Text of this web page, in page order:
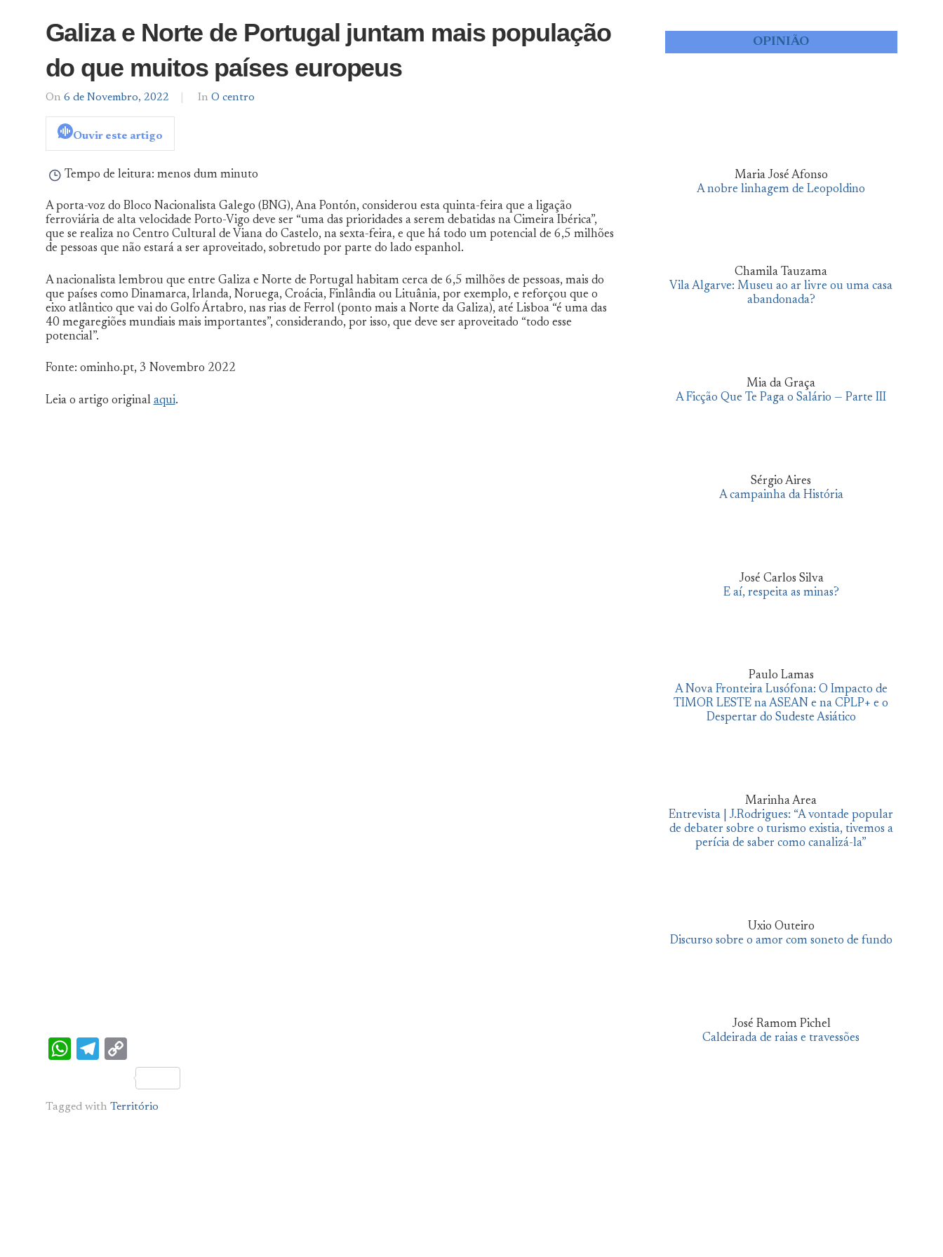
Galiza e Norte de Portugal juntam mais população
do que muitos países europeus
On 6 de Novembro, 2022
By
In O centro
Ouvir este artigo
Tempo de leitura: menos dum minuto
A porta-voz do Bloco Nacionalista Galego (BNG), Ana Pontón, considerou esta quinta-feira que a ligação
ferroviária de alta velocidade Porto-Vigo deve ser “uma das prioridades a serem debatidas na Cimeira Ibérica”,
que se realiza no Centro Cultural de Viana do Castelo, na sexta-feira, e que há todo um potencial de 6,5 milhões
de pessoas que não estará a ser aproveitado, sobretudo por parte do lado espanhol.
A nacionalista lembrou que entre Galiza e Norte de Portugal habitam cerca de 6,5 milhões de pessoas, mais do
que países como Dinamarca, Irlanda, Noruega, Croácia, Finlândia ou Lituânia, por exemplo, e reforçou que o
eixo atlântico que vai do Golfo Ártabro, nas rias de Ferrol (ponto mais a Norte da Galiza), até Lisboa “é uma das
40 megaregiões mundiais mais importantes”, considerando, por isso, que deve ser aproveitado “todo esse
potencial”.
Fonte: ominho.pt, 3 Novembro 2022
Leia o artigo original aqui.
WhatsApp
Telegram
Link
Tagged with Território
OPINIÃO
Maria José Afonso
A nobre linhagem de Leopoldino
Chamila Tauzama
Vila Algarve: Museu ao ar livre ou uma casa
abandonada?
Mia da Graça
A Ficção Que Te Paga o Salário — Parte III
Sérgio Aires
A campainha da História
José Carlos Silva
E aí, respeita as minas?
Paulo Lamas
A Nova Fronteira Lusófona: O Impacto de
TIMOR LESTE na ASEAN e na CPLP+ e o
Despertar do Sudeste Asiático
Marinha Area
Entrevista | J.Rodrigues: “A vontade popular
de debater sobre o turismo existia, tivemos a
perícia de saber como canalizá-la”
Uxio Outeiro
Discurso sobre o amor com soneto de fundo
José Ramom Pichel
Caldeirada de raias e travessões